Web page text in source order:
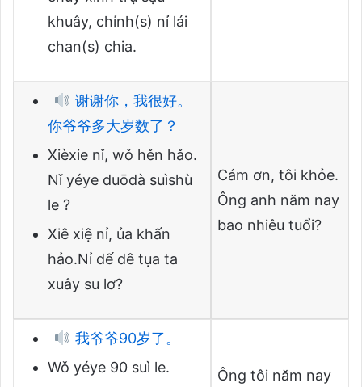
khuây, chỉnh(s) nỉ lái
chan(s) chia.
谢谢你，我很好。
你爷爷多大岁数了？
Xièxie nǐ, wǒ hěn hǎo.
Nǐ yéye duōdà suìshù
le ?
Xiê xiệ nỉ, ủa khấn
hảo.Nỉ dế dê tụa ta
xuây su lơ?
Cám ơn, tôi khỏe.
Ông anh năm nay
bao nhiêu tuổi?
我爷爷90岁了。
Wǒ yéye 90 suì le.
Ông tôi năm nay